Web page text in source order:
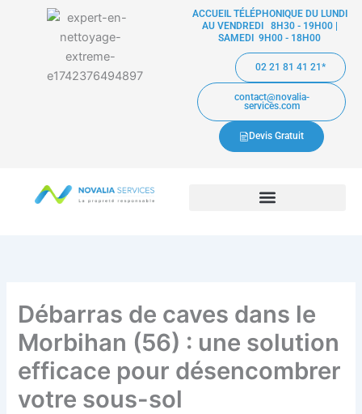
ACCUEIL TÉLÉPHONIQUE DU LUNDI
AU VENDREDI 8H30 - 19H00 |
SAMEDI 9H00 - 18H00
02 21 81 41 21*
contact@novalia-
services.com
Devis Gratuit
Débarras de caves dans le
Morbihan (56) : une solution
efficace pour désencombrer
votre sous-sol